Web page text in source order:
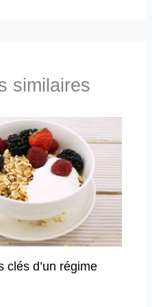
similaires
clés d’un régime